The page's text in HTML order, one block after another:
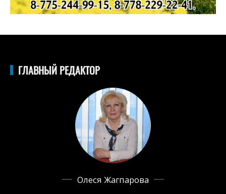
ГЛАВНЫЙ РЕДАКТОР
Олеся Жагпарова